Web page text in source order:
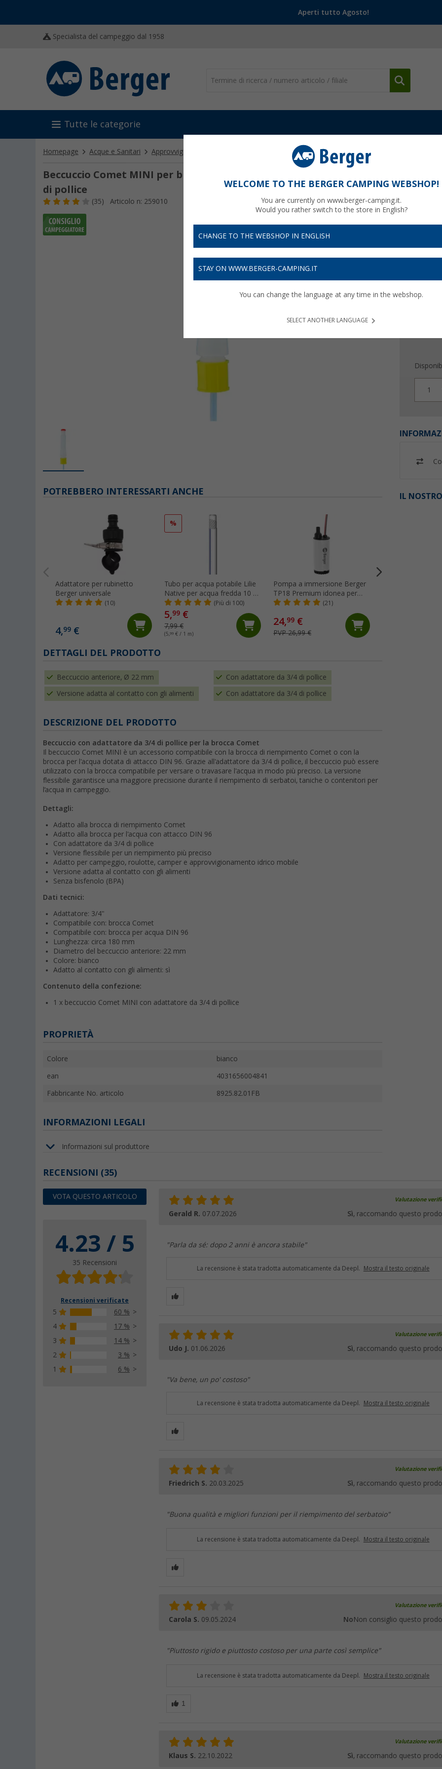
Aperti tutto Agosto!
Specialista del campeggio dal 1958
Tutte le categorie
Homepage Acque e Sanitari Approvvigionamento acqua Fornitura acqua dolce Beccuccio Comet MINI per
Beccuccio Comet MINI per brocca di riempimento DIN 96 con adattatore da 3/4
di pollice
(35) Articolo n: 259010
1
IL
POTREBBERO INTERESSARTI ANCHE
Adattatore per rubinetto
Berger universale
(10)
4,99 €
%
Tubo per acqua potabile Lilie
Native per acqua fredda 10 x
15 mm al metro(Più di 100)
5,99 €
7,99 €
(5,99 € / 1 m)
Pompa a immersione Berger
TP18 Premium idonea per
alimenti
(21)
24,99 €
PVP 26,99 €
DETTAGLI DEL PRODOTTO
Beccuccio anteriore, Ø 22 mm Con adattatore da 3/4 di pollice
Versione adatta al contatto con gli alimenti Con adattatore da 3/4 di pollice
DESCRIZIONE DEL PRODOTTO
Beccuccio con adattatore da 3/4 di pollice per la brocca Comet
Il beccuccio Comet MINI è un accessorio compatibile con la brocca di riempimento Comet o con la
brocca per l'acqua dotata di attacco DIN 96. Grazie all'adattatore da 3/4 di pollice, il beccuccio può essere
utilizzato con la brocca compatibile per versare o travasare l'acqua in modo più preciso. La versione
flessibile garantisce una maggiore precisione durante il riempimento di serbatoi, taniche o contenitori per
l’acqua in campeggio.
Dettagli:
Adatto alla brocca di riempimento Comet
Adatto alla brocca per l'acqua con attacco DIN 96
Con adattatore da 3/4 di pollice
Versione flessibile per un riempimento più preciso
Adatto per campeggio, roulotte, camper e approvvigionamento idrico mobile
Versione adatta al contatto con gli alimenti
Senza bisfenolo (BPA)
Dati tecnici:
Adattatore: 3/4"
Compatibile con: brocca Comet
Compatibile con: brocca per acqua DIN 96
Lunghezza: circa 180 mm
Diametro del beccuccio anteriore: 22 mm
Colore: bianco
Adatto al contatto con gli alimenti: sì
Contenuto della confezione:
1 x beccuccio Comet MINI con adattatore da 3/4 di pollice
PROPRIETÀ
Colore bianco
ean 4031656004841
Fabbricante No. articolo 8925.82.01FB
INFORMAZIONI LEGALI
Informazioni sul produttore
RECENSIONI (35)
VOTA QUESTO ARTICOLO
4.23 / 5
35 Recensioni
Recensioni verificate
5
60 %
4
17 %
3
14 %
2
3 %
1
6 %
Valutazione
Gerald R. 07.07.2026 Sì, raccomando questo
"Parla da sé: dopo 2 anni è ancora stabile"
La recensione è stata tradotta automaticamente da Deepl. Mostra il testo originale
Valutazione
Udo J. 01.06.2026 Sì, raccomando questo
"Va bene, un po' costoso"
La recensione è stata tradotta automaticamente da Deepl. Mostra il testo originale
Valutazione
Friedrich S. 20.03.2025 Sì, raccomando questo
"Buona qualità e migliori funzioni per il riempimento del serbatoio"
La recensione è stata tradotta automaticamente da Deepl. Mostra il testo originale
Valutazione
Carola S. 09.05.2024 NoNon consiglio questo
"Piuttosto rigido e piuttosto costoso per una parte così semplice"
La recensione è stata tradotta automaticamente da Deepl. Mostra il testo originale
Valutazione
Klaus S. 22.10.2022 Sì, raccomando questo
WELCOME TO THE BERGER CAMPING WEBSHOP!
You are currently on www.berger-camping.it.
Would you rather switch to the store in English?
CHANGE TO THE WEBSHOP IN ENGLISH
STAY ON WWW.BERGER-CAMPING.IT
You can change the language at any time in the webshop.
SELECT ANOTHER LANGUAGE